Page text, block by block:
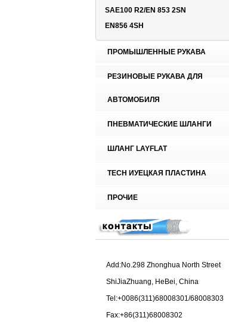
SAE100 R2/EN 853 2SN
EN856 4SH
ПРОМЫШЛЕННЫЕ РУКАВА
РЕЗИНОВЫЕ РУКАВА ДЛЯ
АВТОМОБИЛЯ
ПНЕВМАТИЧЕСКИЕ ШЛАНГИ
ШЛАНГ LAYFLAT
TECH ИУЕЦКАЯ ПЛАСТИНА
ПРОЧИЕ
Add:No.298 Zhonghua North Street
ShiJiaZhuang, HeBei, China
Tel:+0086(311)68008301/68008303
Fax:+86(311)68008302